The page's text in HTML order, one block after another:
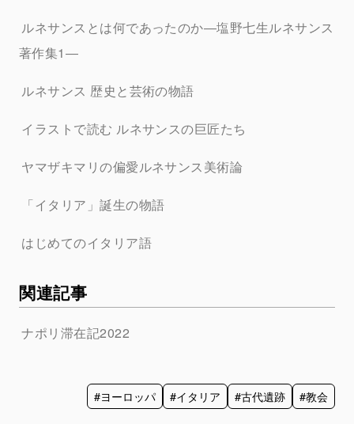
ルネサンスとは何であったのか―塩野七生ルネサンス
著作集1―
ルネサンス 歴史と芸術の物語
イラストで読む ルネサンスの巨匠たち
ヤマザキマリの偏愛ルネサンス美術論
「イタリア」誕生の物語
はじめてのイタリア語
関連記事
ナポリ滞在記2022
#ヨーロッパ #イタリア #古代遺跡 #教会